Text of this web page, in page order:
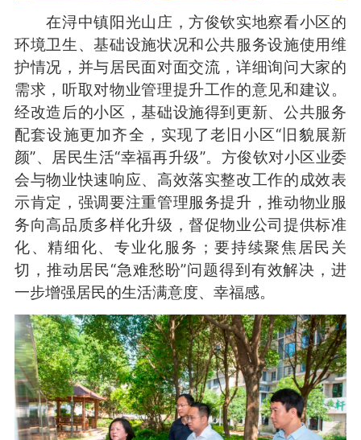
在浔中镇阳光山庄，方俊钦实地察看小区的
环境卫生、基础设施状况和公共服务设施使用维
护情况，并与居民面对面交流，详细询问大家的
需求，听取对物业管理提升工作的意见和建议。
经改造后的小区，基础设施得到更新、公共服务
配套设施更加齐全，实现了老旧小区“旧貌展新
颜”、居民生活“幸福再升级”。方俊钦对小区业委
会与物业快速响应、高效落实整改工作的成效表
示肯定，强调要注重管理服务提升，推动物业服
务向高品质多样化升级，督促物业公司提供标准
化、精细化、专业化服务；要持续聚焦居民关
切，推动居民“急难愁盼”问题得到有效解决，进
一步增强居民的生活满意度、幸福感。